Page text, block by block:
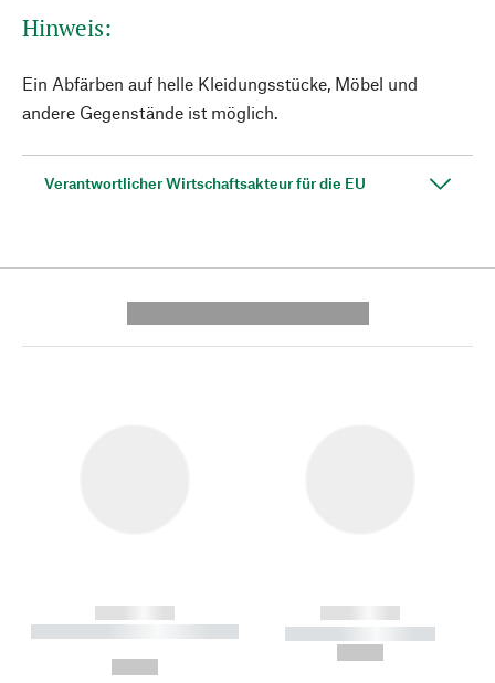
Hinweis:
Ein Abfärben auf helle Kleidungsstücke, Möbel und
andere Gegenstände ist möglich.
Verantwortlicher Wirtschaftsakteur für die EU
------------
----------- ----------- --------
------------
----------- -----------